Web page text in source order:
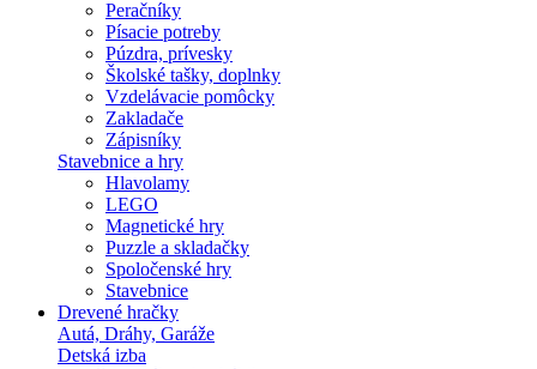
Peračníky
Písacie potreby
Púzdra, prívesky
Školské tašky, doplnky
Vzdelávacie pomôcky
Zakladače
Zápisníky
Stavebnice a hry
Hlavolamy
LEGO
Magnetické hry
Puzzle a skladačky
Spoločenské hry
Stavebnice
Drevené hračky
Autá, Dráhy, Garáže
Detská izba